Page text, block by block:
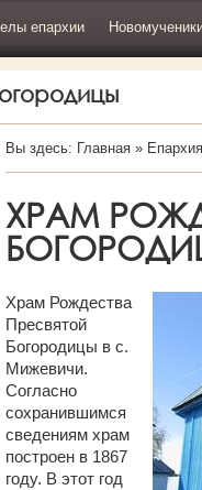
епархии
Вы здесь: Главная» Епархия
ХРАМ
Храм Рождества
Пресвятой
Богородицы в с.
Мижевичи.
Согласно
сохранившимся
сведениям храм
построен в 1867
году. В этот год